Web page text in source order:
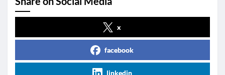
x
facebook
linkedin